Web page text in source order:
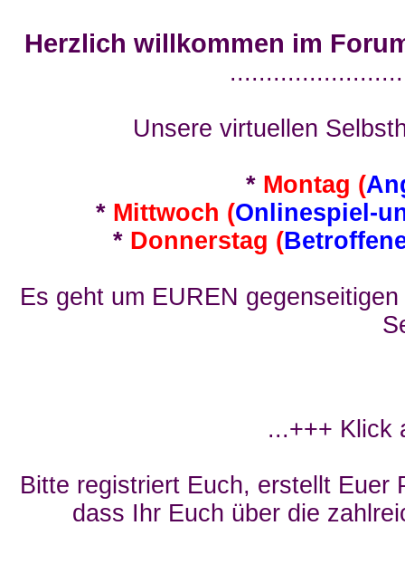
Herzlich willkommen im
Unsere virtuellen
* Montag (
* Mittwoch (Onlinespiel-
* Donnerstag (
Es geht um EUREN
...+++ Klick
Bitte registriert Euch, erstellt Euer
dass Ihr Euch über die